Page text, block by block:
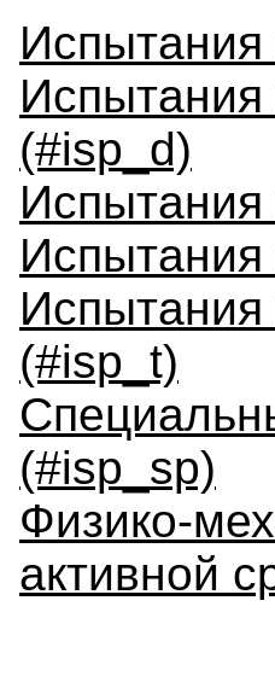
Испытания
(#isp_d)
Испытания
Испытания
Испытания
(#isp_t)
(#isp_sp)
Физико-
активной